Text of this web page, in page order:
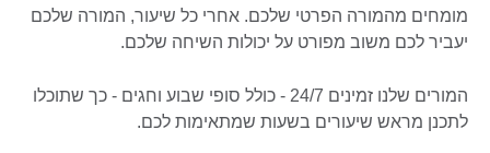
מומחים מהמורה הפרטי שלכם. אחרי כל שיעור, המורה שלכם
יעביר לכם משוב מפורט על יכולות השיחה שלכם.
המורים שלנו זמינים 24/7 - כולל סופי שבוע וחגים - כך שתוכלו
לתכנן מראש שיעורים בשעות שמתאימות לכם.